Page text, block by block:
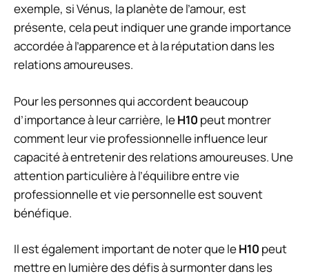
exemple, si Vénus, la planète de l’amour, est
présente, cela peut indiquer une grande importance
accordée à l’apparence et à la réputation dans les
relations amoureuses.
Pour les personnes qui accordent beaucoup
d’importance à leur carrière, leH10 peut montrer
comment leur vie professionnelle influence leur
capacité à entretenir des relations amoureuses. Une
attention particulière à l’équilibre entre vie
professionnelle et vie personnelle est souvent
bénéfique.
Il est également important de noter que leH10 peut
mettre en lumière des défis à surmonter dans les